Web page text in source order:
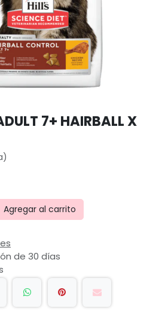
7+ HAIRBALL X
Agregar al carrito
de 30 días